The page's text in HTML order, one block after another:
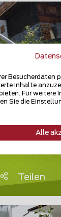
Teilen
Besucherdaten
Inhalte
Für weitere
Sie die
Alle